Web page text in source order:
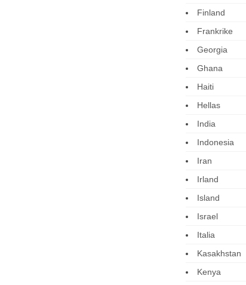
Finland
Frankrike
Georgia
Ghana
Haiti
Hellas
India
Indonesia
Iran
Irland
Island
Israel
Italia
Kasakhstan
Kenya